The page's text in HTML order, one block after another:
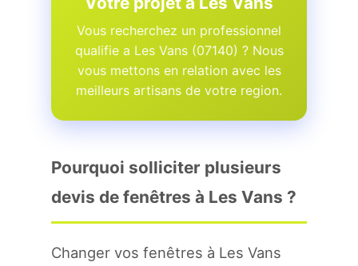
Vous recherchez un professionnel
qualifie a Les Vans (07140) ? Nous
vous mettons en relation avec les
meilleurs artisans de votre region.
Pourquoi solliciter plusieurs
devis de fenêtres à Les Vans ?
Changer vos fenêtres à Les Vans